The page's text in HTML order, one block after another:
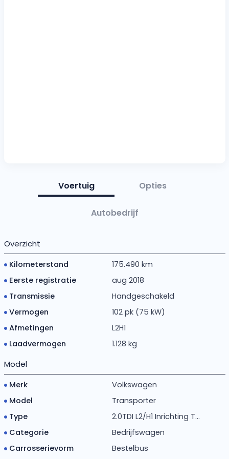
Voertuig Opties
Autobedrijf
Overzicht
Kilometerstand
175.490 km
Eerste registratie
aug 2018
Transmissie
Handgeschakeld
Vermogen
102 pk (75 kW)
Afmetingen
L2H1
Laadvermogen
1.128 kg
Model
Merk
Volkswagen
Model
Transporter
Type
2.0TDI L2/H1 Inrichting T...
Categorie
Bedrijfswagen
Carrosserievorm
Bestelbus